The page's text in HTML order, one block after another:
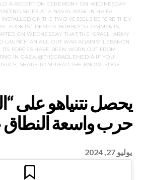
A RECEPTION CEREMONY ON WEDNESDAY
SHIPS AT A NAVAL BASE IN HAIFA.
ON THE TWO VESSELS BEFORE THEY
FRONTS.” DESPITE BOHBOT’S COMMENTS,
ON WEDNESDAY THAT THE ISRAELI ARMY
LAUNCH AN ALL-OUT WAR AGAINST LEBANON
FORCES HAVE BEEN WORN OUT FROM
IN GAZA. @THECRADLEMEDIA IF YOU
SHARE TO SPREAD THE KNOWLEDGE.
يوليو 27, 2024